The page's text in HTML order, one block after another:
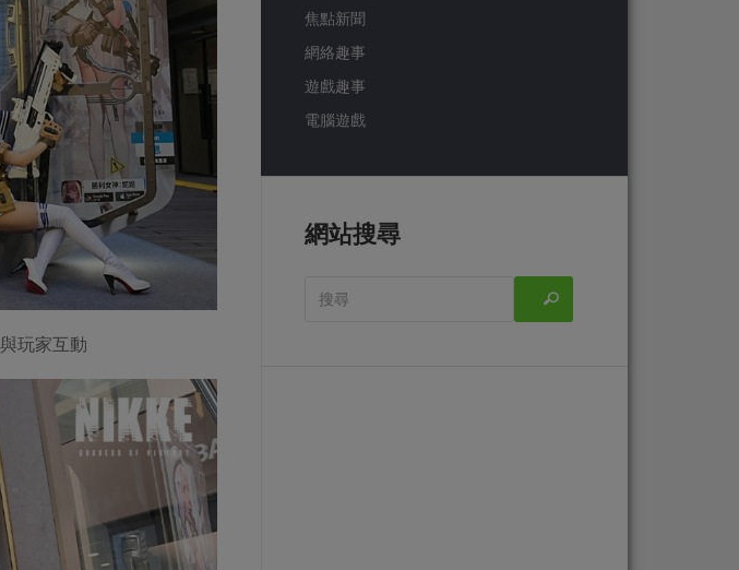
玩家互動
焦點新聞
網絡趣事
遊戲趣事
電腦遊戲
網站搜尋